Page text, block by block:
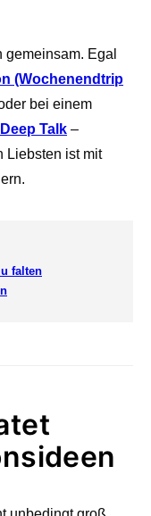
Egal
(Wochenendtrip
bei einem
Deep Talk –
Liebsten ist mit
falten